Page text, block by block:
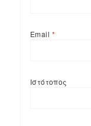
Email *
Ιστότοπος